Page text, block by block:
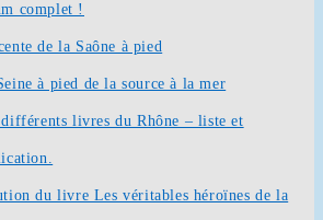
complet !
de la Saône à pied
à pied de la source à la mer
livres du Rhône – liste et
du livre Les véritables héroïnes de la